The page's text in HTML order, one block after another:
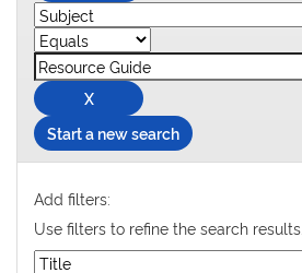
Start a new search
Add filters:
Use filters to refine the search results.